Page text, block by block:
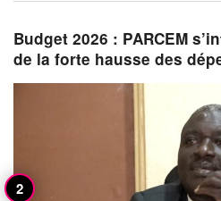
Budget 2026 : PARCEM
de la forte hausse des